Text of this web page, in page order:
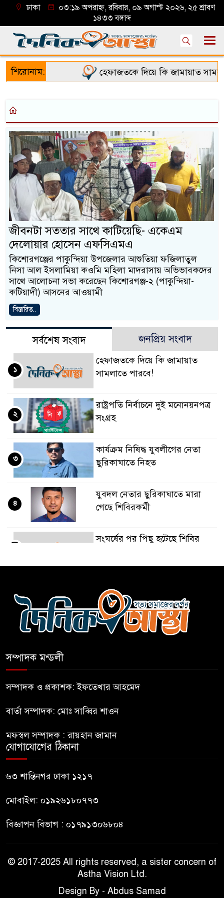
ঢাকা
০৩:১৯ অপরাহ্ন, রবিবার, ০৯ অগাস্ট ২০২৬, ২৫ শ্রাবণ
১৪৩৩ বঙ্গাব্দ
শিরোনাম: হেফাজতকে দিয়ে কি জামায়াত
জীবনটা সততার সাথে কাটিয়েছি- একেএম
দেলোয়ার হোসেন এফসিএমএ
কিশোরগঞ্জের পাকুন্দিয়া উপজেলার আশুতিয়া ফজিলাতুল
নিসা আল ইসলামিয়া কওমি মহিলা মাদরাসায় অভিভাবকদের
সাথে আলোচনা সভা করেছেন কিশোরগঞ্জ-২ (পাকুন্দিয়া-
কটিয়াদী) আসনের আওয়ামী
বিস্তারিত..
সর্বশেষ সংবাদ জনপ্রিয় সংবাদ
হেফাজতকে দিয়ে কি জামায়াত
সামলাতে পারবে!
১
রাষ্ট্রপতি নির্বাচনে দুই মনোনয়নপত্র
সংগ্রহ
২
কার্যক্রম নিষিদ্ধ যুবলীগের নেতা
ছুরিকাঘাতে নিহত
৩
যুবদল নেতার ছুরিকাঘাতে মারা
গেছে শিবিরকর্মী
৪
সংঘর্ষের পর পিছু হটেছে শিবির
অবস্থানে আছে ছাত্রদল
৬
হযরত শাহজালাল বিমানবন্দরে
কিশোর
ভারত থেকে আসছে ২ দশমিক ৩
মেট্রিক টন টিয়ার শেল
সম্পাদক মন্ডলী
সম্পাদক ও প্রকাশক: ইফতেখার আহমেদ
বার্তা সম্পাদক: মোঃ সাব্বির শাওন
মফস্বল সম্পাদক : রায়হান জামান
যোগাযোগের ঠিকানা
৬৩ শান্তিনগর ঢাকা ১২১৭
মোবাইল: ০১৯২৬১৮০৭৭৩
বিজ্ঞাপন বিভাগ : ০১৭৯১৩০৬৮০৪
© 2017-2025 All rights reserved, a sister concern of
Astha Vision Ltd.
Design By - Abdus Samad